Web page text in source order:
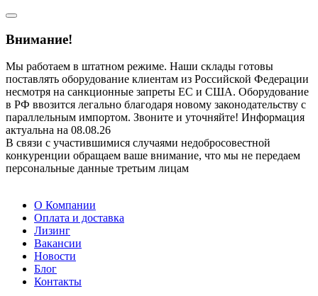
Внимание!
Мы работаем в штатном режиме. Наши склады готовы
поставлять оборудование клиентам из Российской Федерации
несмотря на санкционные запреты ЕС и США. Оборудование
в РФ ввозится легально благодаря новому законодательству с
параллельным импортом. Звоните и уточняйте! Информация
актуальна на 08.08.26
В связи с участившимися случаями недобросовестной
конкуренции обращаем ваше внимание, что мы не передаем
персональные данные третьим лицам
О Компании
Оплата и доставка
Лизинг
Вакансии
Новости
Блог
Контакты